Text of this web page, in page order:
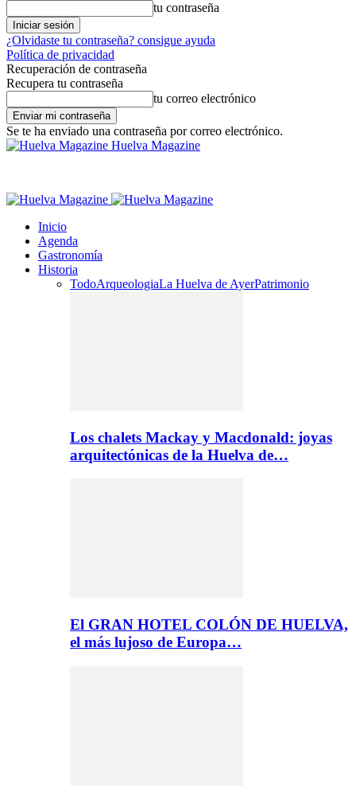
tu contraseña
¿Olvidaste tu contraseña? consigue ayuda
Política de privacidad
Recuperación de contraseña
Recupera tu contraseña
tu correo electrónico
Se te ha enviado una contraseña por correo electrónico.
Huelva Magazine
Inicio
Agenda
Gastronomía
Historia
TodoArqueologiaLa Huelva de AyerPatrimonio
Los chalets Mackay y Macdonald: joyas
arquitectónicas de la Huelva de…
El GRAN HOTEL COLÓN DE HUELVA,
el más lujoso de Europa…